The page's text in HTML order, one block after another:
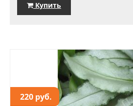
Купить
220 руб.